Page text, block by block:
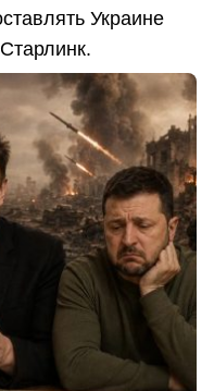
Украине